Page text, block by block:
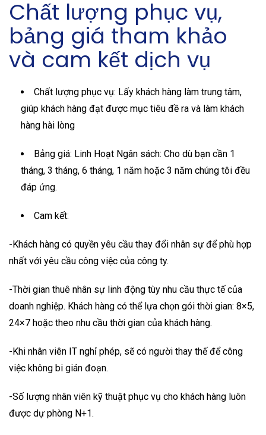
Chất lượng phục vụ,
bảng giá tham khảo
và cam kết dịch vụ
Chất lượng phục vụ: Lấy khách hàng làm trung tâm,
giúp khách hàng đạt được mục tiêu đề ra và làm khách
hàng hài lòng
Bảng giá: Linh Hoạt Ngân sách: Cho dù bạn cần 1
tháng, 3 tháng, 6 tháng, 1 năm hoặc 3 năm chúng tôi đều
đáp ứng.
Cam kết:
-Khách hàng có quyền yêu cầu thay đổi nhân sự để phù hợp
nhất với yêu cầu công việc của công ty.
-Thời gian thuê nhân sự linh động tùy nhu cầu thực tế của
doanh nghiệp. Khách hàng có thể lựa chọn gói thời gian: 8×5,
24×7 hoặc theo nhu cầu thời gian của khách hàng.
-Khi nhân viên IT nghỉ phép, sẽ có người thay thế để công
việc không bi gián đoạn.
-Số lượng nhân viên kỹ thuật phục vụ cho khách hàng luôn
được dự phòng N+1.